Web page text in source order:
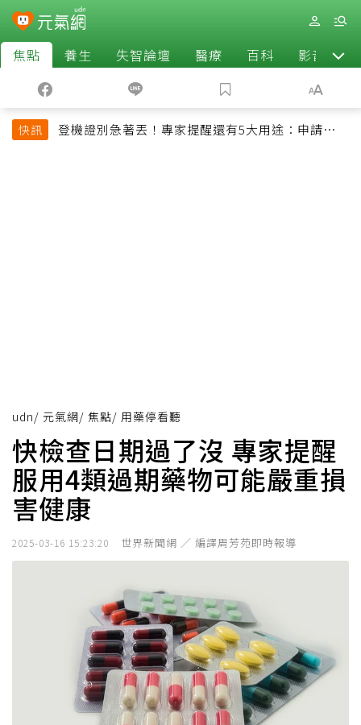
焦點 養生 失智論壇 醫療 百科 影音
快訊
登機證別急著丟！專家提醒還有5大用途：申請理
udn/ 元氣網/ 焦點/ 用藥停看聽
快檢查日期過了沒 專家提醒
服用4類過期藥物可能嚴重損
害健康
2025-03-16 15:23:20 世界新聞網 ／ 編譯周芳苑即時報導